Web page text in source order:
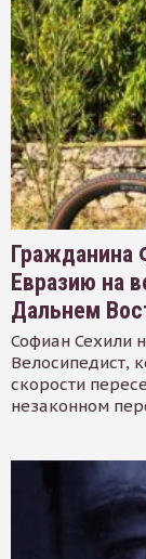
Гражданина
Евразию на
Дальнем
Софиан Сехили
Велосипедист,
скорости
незаконном